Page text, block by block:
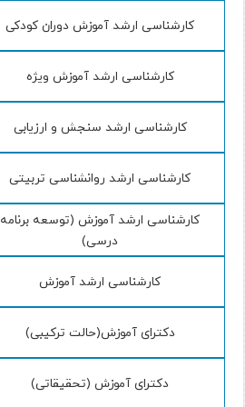
کارشناسی ارشد آموزش دوران کودکی
کارشناسی ارشد آموزش ویژه
کارشناسی ارشد سنجش و ارزیابی
کارشناسی ارشد روانشناسی تربیتی
کارشناسی ارشد آموزش (توسعه برنامه
درسی)
کارشناسی ارشد آموزش
دکترای آموزش(حالت ترکیبی)
دکترای آموزش (تحقیقاتی)